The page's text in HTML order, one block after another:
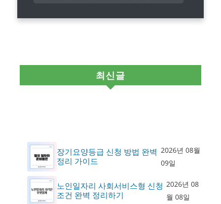
최신글
장기요양등급 신청 방법 완벽
정리 가이드
2026년 08월
09일
노인일자리 사회서비스형 신청
조건 완벽 정리하기
2026년 08
월 08일